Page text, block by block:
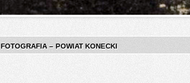
FOTOGRAFIA – POWIAT KONECKI